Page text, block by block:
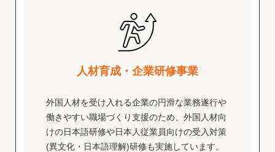
人材育成・企業研修事業
外国人材を受け入れる企業の円滑な業務遂行や
働きやすい職場づくり支援のため、外国人材向
けの日本語研修や日本人従業員向けの受入対策
(異文化・日本語理解)研修も実施しています。